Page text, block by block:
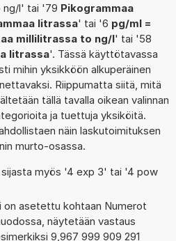
ng/l' tai '79 Pikogrammaa
litrassa' tai '6 pg/ml =
millilitrassa to ng/l' tai '58
litrassa'. Tässä käyttötavassa
mihin yksikköön alkuperäinen
Riippumatta siitä, mitä
tällä tavalla oikean valinnan
ja tuettuja yksiköitä.
näin laskutoimituksen
murto-osassa.
myös '4 exp 3' tai '4 pow
on asetettu kohtaan Numerot
näytetään vastaus
9,967 999 909 291